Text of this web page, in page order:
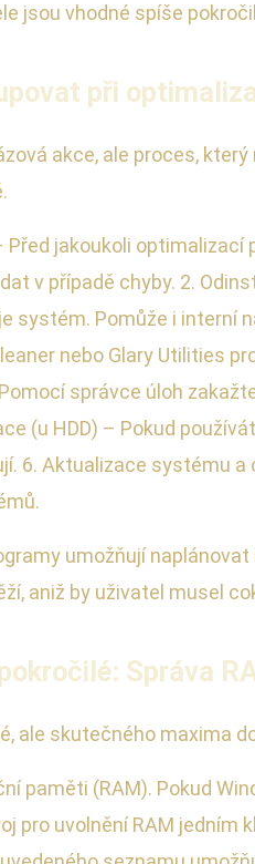
jsou vhodné spíše
při
akce, ale proces,
Před jakoukoli
v případě chyby. 2.
systém. Pomůže i interní
nebo Glary Utilities
správce úloh
(u HDD) – Pokud
6. Aktualizace systému a
umožňují
aniž by uživatel musel
Správa
ale skutečného maxima
paměti (RAM). Pokud
pro uvolnění RAM